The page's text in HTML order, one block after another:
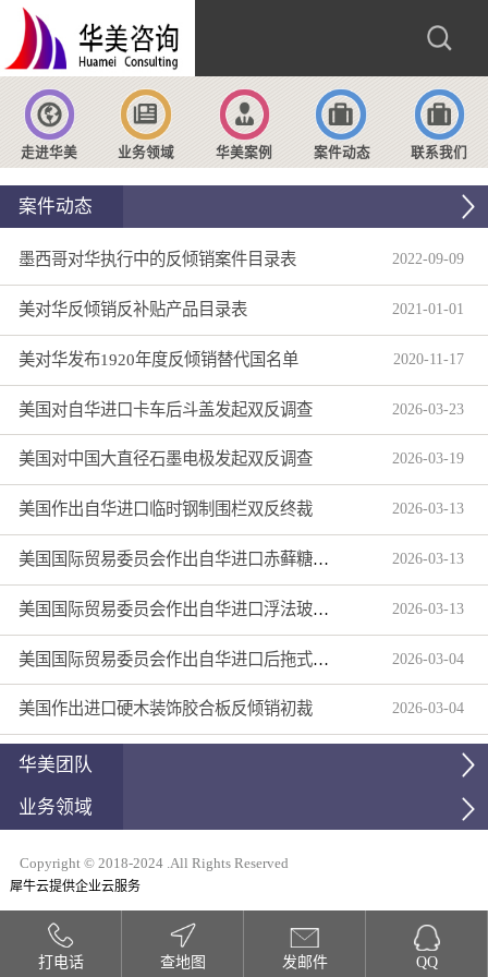
走进华美 业务领域 华美案例 案件动态 联系我们
案件动态
墨西哥对华执行中的反倾销案件目录表 2022-09-09
美对华反倾销反补贴产品目录表 2021 -01 -01
美对华发布1920年度反倾销替代国名单 2020-11 -17
美国对自华进口卡车后斗盖发起双反调查 2026-03-23
美国对中国大直径石墨电极发起双反调查 2026-03-19
美国作出自华进口临时钢制围栏双反终裁 2026-03-13
美国国际贸易委员会作出自华进口赤藓糖醇双反产业损害终裁 2026-03-13
美国国际贸易委员会作出自华进口浮法玻璃制品双反产业损害终裁 2026-03-13
美国国际贸易委员会作出自华进口后拖式草地维护设备及相关零部件第三次反倾销日落复审产业损害终裁 2026-03-04
美国作出进口硬木装饰胶合板反倾销初裁 2026-03-04
华美团队
业务领域
Copyright © 2018-2024 .All Rights Reserved
犀牛云提供企业云服务
打电话 查地图 发邮件 QQ